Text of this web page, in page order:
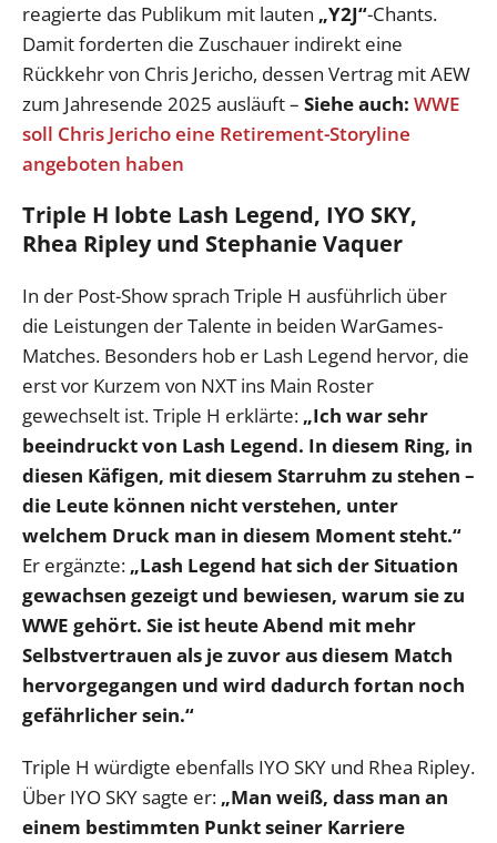
reagierte das Publikum mit lauten „Y2J“-Chants.
Damit forderten die Zuschauer indirekt eine
Rückkehr von Chris Jericho, dessen Vertrag mit AEW
zum Jahresende 2025 ausläuft – Siehe auch: WWE
soll Chris Jericho eine Retirement-Storyline
angeboten haben
Triple H lobte Lash Legend, IYO SKY,
Rhea Ripley und Stephanie Vaquer
In der Post-Show sprach Triple H ausführlich über
die Leistungen der Talente in beiden WarGames-
Matches. Besonders hob er Lash Legend hervor, die
erst vor Kurzem von NXT ins Main Roster
gewechselt ist. Triple H erklärte: „Ich war sehr
beeindruckt von Lash Legend. In diesem Ring, in
diesen Käfigen, mit diesem Starruhm zu stehen –
die Leute können nicht verstehen, unter
welchem Druck man in diesem Moment steht.“
Er ergänzte: „Lash Legend hat sich der Situation
gewachsen gezeigt und bewiesen, warum sie zu
WWE gehört. Sie ist heute Abend mit mehr
Selbstvertrauen als je zuvor aus diesem Match
hervorgegangen und wird dadurch fortan noch
gefährlicher sein.“
Triple H würdigte ebenfalls IYO SKY und Rhea Ripley.
Über IYO SKY sagte er: „Man weiß, dass man an
einem bestimmten Punkt seiner Karriere